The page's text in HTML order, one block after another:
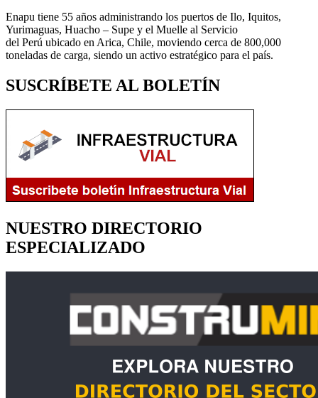
Enapu tiene 55 años administrando los puertos de Ilo, Iquitos,
Yurimaguas, Huacho – Supe y el Muelle al Servicio
del Perú ubicado en Arica, Chile, moviendo cerca de 800,000
toneladas de carga, siendo un activo estratégico para el país.
SUSCRÍBETE AL BOLETÍN
NUESTRO DIRECTORIO
ESPECIALIZADO